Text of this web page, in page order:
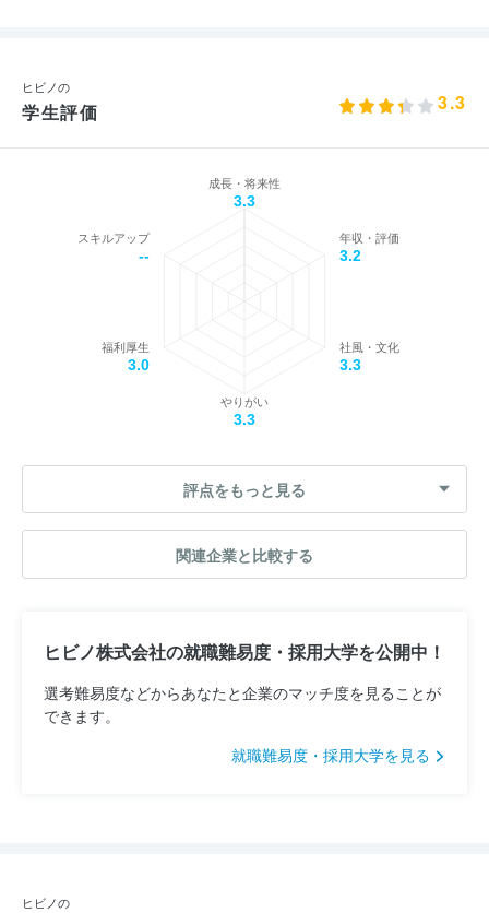
ヒビノの
学生評価 3.3
成長・将来性
3.3
年収・評価
3.2
社風・文化
3.3
やりがい
3.3
福利厚生
3.0
スキルアップ
--
評点をもっと見る
関連企業と比較する
ヒビノ株式会社の就職難易度・採用大学を公開中！
選考難易度などからあなたと企業のマッチ度を見ることが
できます。
就職難易度・採用大学を見る
ヒビノの